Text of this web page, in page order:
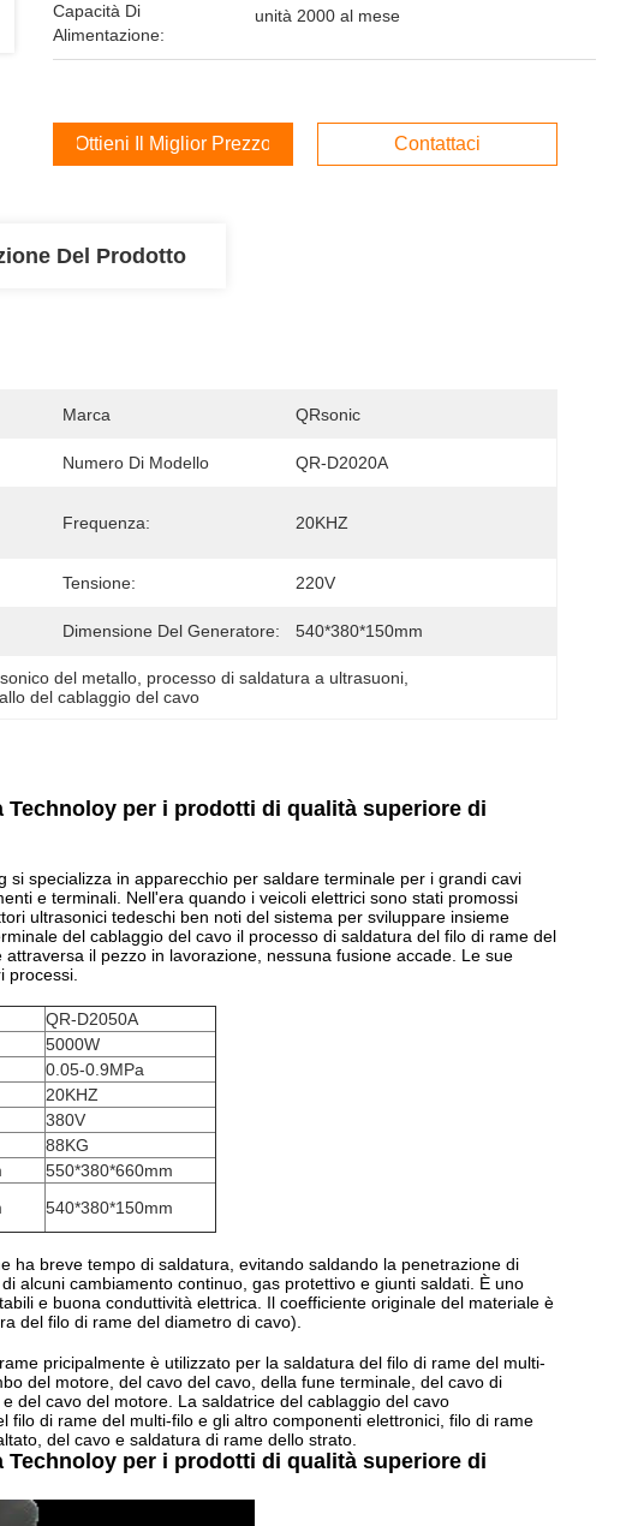
Capacità Di
Alimentazione:
unità 2000 al mese
Ottieni Il Miglior Prezzo Contattaci
Del Prodotto
Marca QRsonic
Numero Di Modello QR-D2020A
Frequenza: 20KHZ
Tensione: 220V
Dimensione Del Generatore: 540*380*150mm
del metallo processo di saldatura a ultrasuoni
del cablaggio del cavo
per i prodotti di qualità superiore di
specializza in apparecchio per saldare terminale per i grandi cavi
e terminali. Nell'era quando i veicoli elettrici sono stati promossi
ultrasonici tedeschi ben noti del sistema per sviluppare insieme
del cablaggio del cavo il processo di saldatura del filo di rame del
il pezzo in lavorazione, nessuna fusione accade. Le sue
processi.
QR-D2050A
5000W
0.05-0.9MPa
20KHZ
380V
88KG
550*380*660mm
540*380*150mm
ha breve tempo di saldatura, evitando saldando la penetrazione di
alcuni cambiamento continuo, gas protettivo e giunti saldati. È uno
e buona conduttività elettrica. Il coefficiente originale del materiale è
del filo di rame del diametro di cavo).
pricipalmente è utilizzato per la saldatura del filo di rame del multi-
del motore, del cavo del cavo, della fune terminale, del cavo di
del cavo del motore. La saldatrice del cablaggio del cavo
di rame del multi-filo e gli altro componenti elettronici, filo di rame
del cavo e saldatura di rame dello strato.
per i prodotti di qualità superiore di